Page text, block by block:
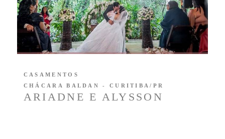
ARIADNE E ALYSSON
CASAMENTOS
CHÁCARA BALDAN - CURITIBA/PR